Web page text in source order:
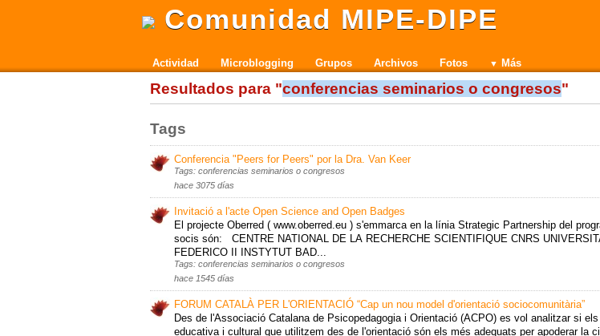
Comunidad MIPE-DIPE
Actividad Microblogging Grupos Archivos Fotos Más
Resultados para "conferencias seminarios o congresos"
Tags
Conferencia "Peers for Peers" por la Dra. Van Keer
Tags: conferencias seminarios o congresos
hace 3075 días
Invitació a l'acte Open Science and Open Badges
El projecte Oberred ( www.oberred.eu ) s'emmarca en la línia Strategic Partnership del
socis són: CENTRE NATIONAL DE LA RECHERCHE SCIENTIFIQUE CNRS
FEDERICO II INSTYTUT BAD...
Tags: conferencias seminarios o congresos
hace 1545 días
FORUM CATALÀ PER L'ORIENTACIÓ “Cap un nou model d'orientació sociocomunitària”
Des de l'Associació Catalana de Psicopedagogia i Orientació (ACPO) es vol analitzar si
educativa i cultural que utilitzem des de l'orientació són els més adequats per apoderar la